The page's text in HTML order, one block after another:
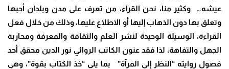
عيشه… وكثير منا، نحن القراء، من تعرف على مدن وبلدان أحبها
وتعلق بها دون الذهاب إليها أو الاطلاع عليها، وذلك من خلال فعل
القراءة، الوسيلة الوحيدة لنشر العلم والثقافة والمعرفة ومحاربة
الجهل والتفاهة، لذا فقد عنون الكاتب الروائي نور الدين محقق أحد
فصول روايته “النظر إلى المرآة” بما يلي “خذ الكتاب بقوة”، وهي